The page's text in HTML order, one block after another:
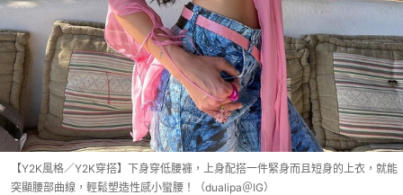
【Y2K風格／Y2K穿搭】下身穿低腰褲，上身配搭一件緊身而且短身的上衣，就能
突顯腰部曲線，輕鬆塑造性感小蠻腰！（dualipa＠IG）